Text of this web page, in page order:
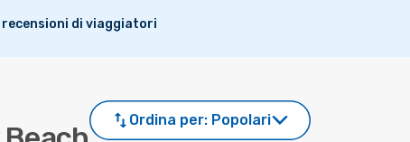
recensioni di viaggiatori
Ordina per: Popolari